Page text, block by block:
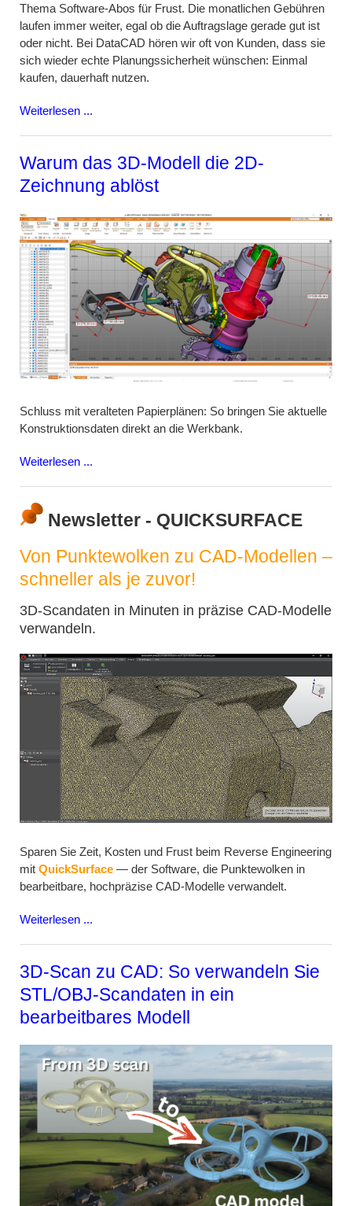
Thema Software-Abos für Frust. Die monatlichen Gebühren
laufen immer weiter, egal ob die Auftragslage gerade gut ist
oder nicht. Bei DataCAD hören wir oft von Kunden, dass sie
sich wieder echte Planungssicherheit wünschen: Einmal
kaufen, dauerhaft nutzen.
Weiterlesen ...
Warum das 3D-Modell die 2D-
Zeichnung ablöst
Schluss mit veralteten Papierplänen: So bringen Sie aktuelle
Konstruktionsdaten direkt an die Werkbank.
Weiterlesen ...
Newsletter - QUICKSURFACE
Von Punktewolken zu CAD-Modellen –
schneller als je zuvor!
3D-Scandaten in Minuten in präzise CAD-Modelle
verwandeln.
Sparen Sie Zeit, Kosten und Frust beim Reverse Engineering
mit QuickSurface— der Software, die Punktewolken in
bearbeitbare, hochpräzise CAD-Modelle verwandelt.
Weiterlesen ...
3D-Scan zu CAD: So verwandeln Sie
STL/OBJ-Scandaten in ein
bearbeitbares Modell